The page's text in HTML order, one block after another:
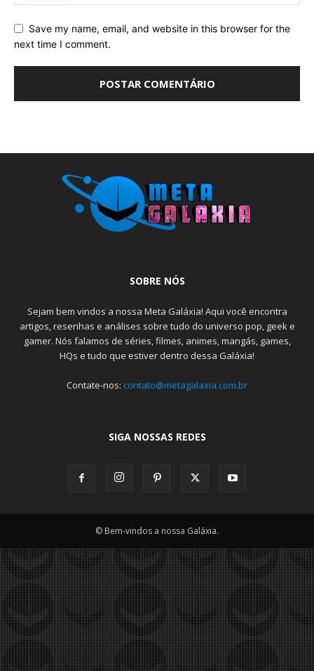
Save my name, email, and website in this browser for the
next time I comment.
SOBRE NÓS
Sejam bem vindos a nossa Meta Galáxia! Aqui você encontra
artigos, resenhas e análises sobre tudo do universo pop, geek e
gamer. Nós falamos de séries, filmes, animes, mangás, games,
HQs e tudo que estiver dentro dessa Galáxia!
Contate-nos: contato@metagalaxia.com.br
SIGA NOSSAS REDES
© Bem-vindos a nossa Galáxia.